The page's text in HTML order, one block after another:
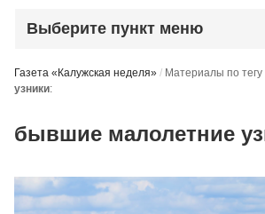
Выберите пункт меню
Газета «Калужская неделя» / Материалы по тегу
узники:
бывшие малолетние